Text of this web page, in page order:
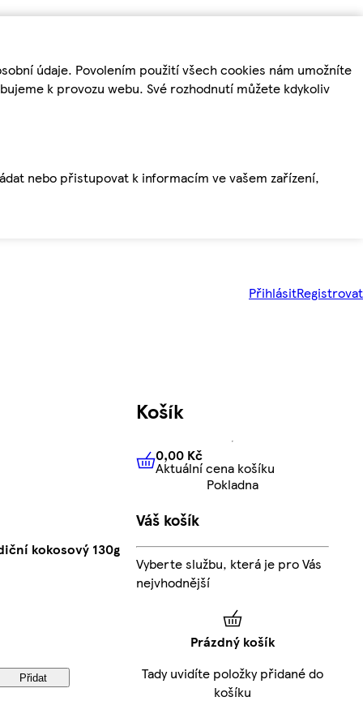
údaje. Povolením použití všech cookies nám umožníte
k provozu webu. Své rozhodnutí můžete kdykoliv
nebo přistupovat k informacím ve vašem zařízení,
PřihlásitRegistrovat
kokosový 130g
Přidat
Košík
0,00 KčAktuální cena košíku
0,00 Kč
Aktuální cena košíku
Pokladna
Váš košík
Vyberte službu, která je pro Vás
nejvhodnější
Prázdný košík
Tady uvidíte položky přidané do
košíku